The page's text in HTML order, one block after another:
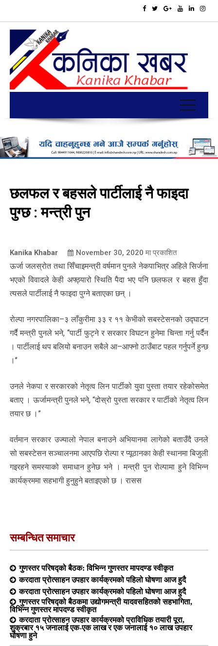
छलफल र बहसले पार्टीलाई नै फाइदा
पुग्छ : मन्त्री पुन
Kanika Khabar November 30, 2020 मा प्रकाशित
ऊर्जा जलस्रोत तथा सिँचाइमन्त्री वर्षमान पुनले नेकपाभित्र अहिले सिर्जना
भएको विवादले केही अफ्ठ्यारो स्थिति पैदा भए पनि छलफल र बहस हुँदा
त्यसले पार्टीलाई नै फाइदा पुग्ने बताएका छन् ।
रोल्पा नगरपालिका–३ लाँकुरीमा ३३ र ११ केभीको सबस्टेसनको उद्घाटन
गर्दै मन्त्री पुनले भने, ‘‘पार्टी फुट्ने र सरकार विघटन हुनेमा चिन्ता गर्नु पर्दैन
। पार्टीलाई थप बलियो बनाउन सबैले आ–आफ्नो ठाउँबाट पहल गर्नुपर्ने हुन्छ
।’’
उनले नेकपा र सरकारको नेतृत्व लिन पार्टीको युवा पुस्ता तयार रहेकोसमेत
बताए । ऊर्जामन्त्री पुनले भने, “दोस्रो पुस्ता सरकार र पार्टीको नेतृत्व लिन
तयार छ ।”
वर्तमान सरकार उज्यालो नेपाल बनाउने अभियानमा लागेको बताउँदै उनले
सो सबस्टेसन सञ्चालनमा आएपछि रोल्पा र प्यूठानका केही स्थानमा बिजुली
गइरहने समस्याको समाधान हुनेछ भने । मन्त्री पुन रोल्पामा हुने विभिन्न
कार्यक्रममा सहभागी हुनुहुने बताइएको छ । रासस
सम्बन्धित समाचार
गुणस्तर परिषद्को बैठक: विभिन्न गुणस्तर मापदण्ड स्वीकृत
करदाता प्रोत्साहन उपहार कार्यक्रमको पहिलो घोषणा आज हुदै
करदाता प्रोत्साहन उपहार कार्यक्रमको पहिलो घोषणा आज हुदै
गुणस्तर परिषद्को बैठकमा उद्योगमन्त्री यादवसहितको सहभागिता,
विभिन्न गुणस्तर मापदण्ड स्वीकृत
करदाता प्रोत्साहन उपहार कार्यक्रमको प्राविधिक तयारी पूरा,
शुक्रबार १५ जनालाई एक-एक लाख र एक जनालाई १० लाख उपहार
घोषणा हुने